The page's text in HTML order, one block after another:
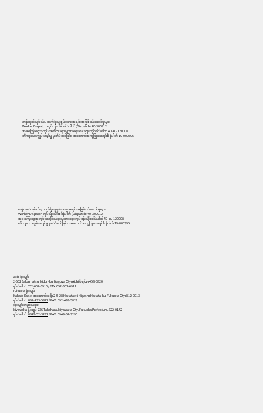
ကုန်ထုတ်လုပ်ငန်း/ ဘက်စုံလူ့စွမ်းအားအရင်းအမြစ်ဝန်ဆောင်မှုများ
Worker Dispatch လုပ်ငန်းလိုင်စင်နံပါတ် (Dispatch) 40-300912
အခကြေးငွေ အလုပ်အကိုင်နေရာချထားရေး လုပ်ငန်းလိုင်စင်နံပါတ် 40-Yu-120008
တိကျသောကျွမ်းကျင်မှု မှတ်ပုံတင်ခြင်း အထောက်အကူပြုအေဂျင်စီ နံပါတ် 19-000395
ကုန်ထုတ်လုပ်ငန်း/ ဘက်စုံလူ့စွမ်းအားအရင်းအမြစ်ဝန်ဆောင်မှုများ
Worker Dispatch လုပ်ငန်းလိုင်စင်နံပါတ် (Dispatch) 40-300912
အခကြေးငွေ အလုပ်အကိုင်နေရာချထားရေး လုပ်ငန်းလိုင်စင်နံပါတ် 40-Yu-120008
တိကျသောကျွမ်းကျင်မှု မှတ်ပုံတင်ခြင်း အထောက်အကူပြုအေဂျင်စီ နံပါတ် 19-000395
Aichi ရုံးချုပ်
2-502 Sakaimatsu၊ Midori-ku၊ Nagoya City၊ Aichi စီရင်စု၊ 458-0820
ဖုန်းနံပါတ်:052-602-6910/ FAX: 052-602-6911
Fukuoka ရုံးချုပ်
Hakata Kaisei အဆောက်အဦ၊ 2-5-28 Hakataeki Higashi၊ Hakata-ku၊ Fukuoka City၊ 812-0013
ဖုန်းနံပါတ် :092-433-5822/ FAX : 092-433-5823
(ရုံးချုပ်တည်နေရာ)
Miyawaka ရုံးချုပ် 236 Takehara, Miyawaka City, Fukuoka Prefecture, 822-0142
ဖုန်းနံပါတ် :0949-52-3232/ FAX : 0949-52-3290